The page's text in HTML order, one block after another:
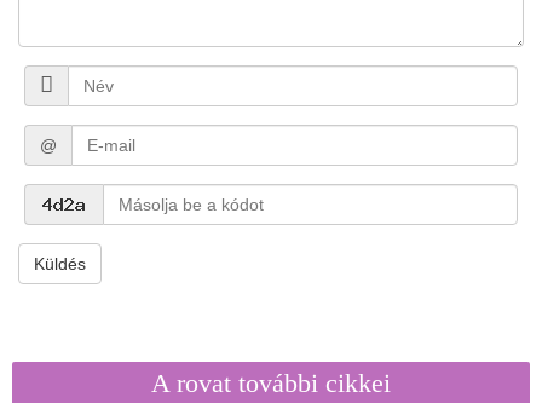
@
Küldés
A rovat további cikkei